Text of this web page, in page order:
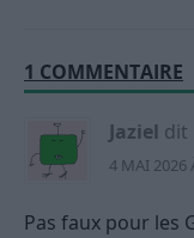
1 COMMENTAIRE
Jaziel dit
4 MAI 2026
Pas faux pour les